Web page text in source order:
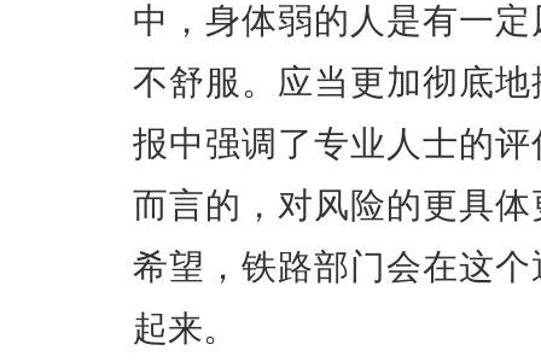
中，身体弱的人是有一
不舒服。应当更加彻底
报中强调了专业人士的
而言的，对风险的更具
希望，铁路部门会在这
起来。